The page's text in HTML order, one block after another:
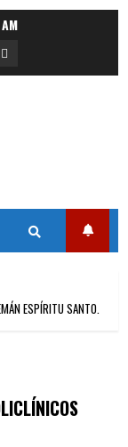
Local
ESPÍRITU SANTO.